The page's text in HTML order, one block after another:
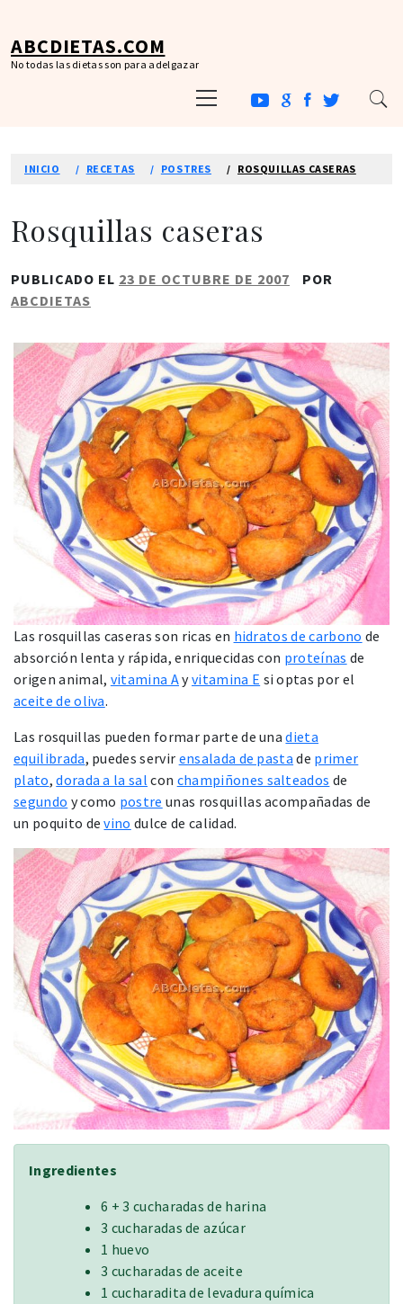
contenido
ABCDIETAS.COM
No todas las dietas son para adelgazar
principal
INICIO RECETAS POSTRES ROSQUILLAS CASERAS
Rosquillas caseras
PUBLICADO EL 23 DE OCTUBRE DE 2007
POR
ABCDIETAS
Las rosquillas caseras son ricas en hidratos de carbono de
absorción lenta y rápida, enriquecidas con proteínas de
origen animal, vitamina Ayvitamina E si optas por el
aceite de oliva.
Las rosquillas pueden formar parte de unadieta
equilibrada, puedes servir ensalada de pasta de primer
plato,dorada a la sal con champiñones salteados de
segundo y como postre unas rosquillas acompañadas de
un poquito devino dulce de calidad.
Ingredientes
6 + 3 cucharadas de harina
3 cucharadas de azúcar
1 huevo
3 cucharadas de aceite
1 cucharadita de levadura química